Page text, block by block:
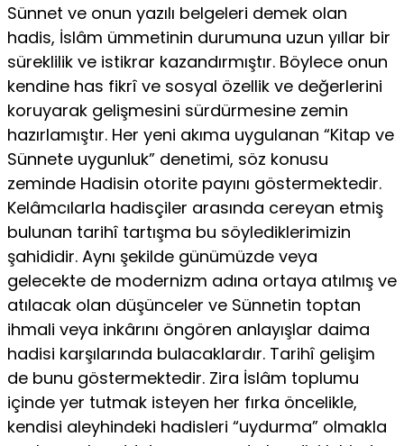
Sünnet ve onun yazılı belgeleri demek olan
hadis, İslâm ümmetinin durumuna uzun yıllar bir
süreklilik ve istikrar kazandırmıştır. Böylece onun
kendine has fikrî ve sosyal özellik ve değerlerini
koruyarak gelişmesini sürdürmesine zemin
hazırlamıştır. Her yeni akıma uygulanan “Kitap ve
Sünnete uygunluk” denetimi, söz konusu
zeminde Hadisin otorite payını göstermektedir.
Kelâmcılarla hadisçiler arasında cereyan etmiş
bulunan tarihî tartışma bu söylediklerimizin
şahididir. Aynı şekilde günümüzde veya
gelecekte de modernizm adına ortaya atılmış ve
atılacak olan düşünceler ve Sünnetin toptan
ihmali veya inkârını öngören anlayışlar daima
hadisi karşılarında bulacaklardır. Tarihî gelişim
de bunu göstermektedir. Zira İslâm toplumu
içinde yer tutmak isteyen her fırka öncelikle,
kendisi aleyhindeki hadisleri “uydurma” olmakla